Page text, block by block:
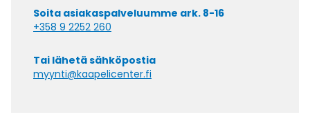
Soita asiakaspalveluumme ark. 8-16
+358 9 2252 260
Tai lähetä sähköpostia
myynti@kaapelicenter.fi